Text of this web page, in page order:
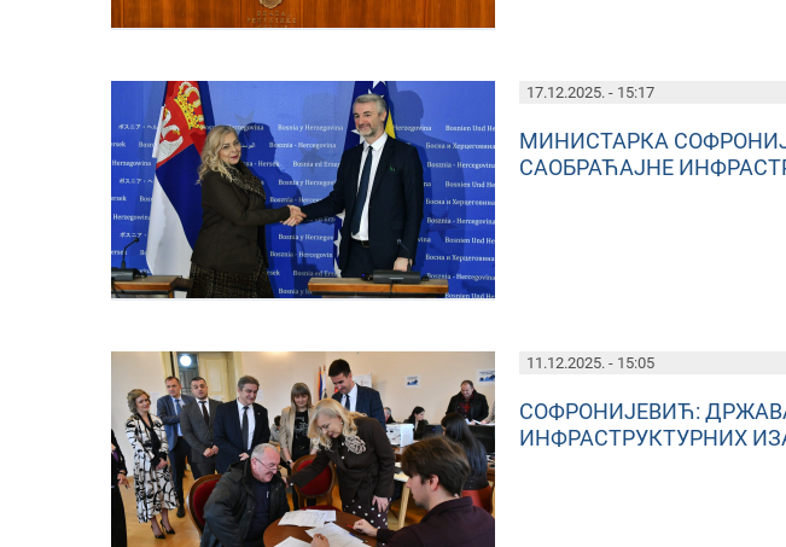
17.12.2025. - 15:17
МИНИСТАРКА
САОБРАЋАЈНЕ
11.12.2025. - 15:05
СОФРОНИЈЕВИЋ:
ИНФРАСТРУКТУРНИХ